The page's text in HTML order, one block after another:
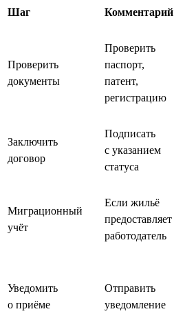
Шаг Комментарий
Проверить
документы
Проверить
паспорт,
патент,
регистрацию
Заключить
договор
Подписать
с указанием
статуса
Миграционный
учёт
Если жильё
предоставляет
работодатель
Уведомить
о приёме
Отправить
уведомление